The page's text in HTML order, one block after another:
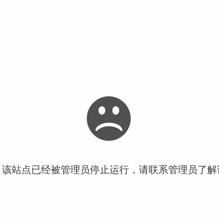
站点已经被管理员停止运行，请联系管理员了